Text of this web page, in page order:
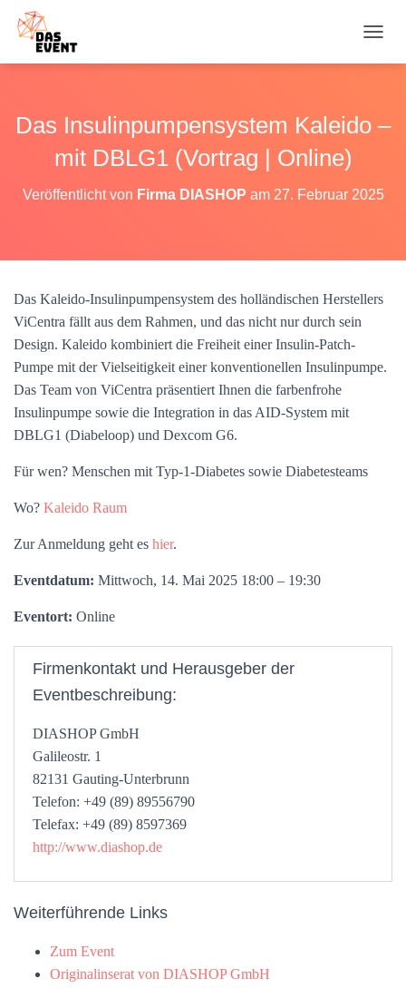
A
A
N
A
N
Das Insulinpumpensystem Kaleido –
mit DBLG1 (Vortrag | Online)
Veröffentlicht von Firma DIASHOP am 27. Februar 2025
Das Kaleido-Insulinpumpensystem des holländischen Herstellers
ViCentra fällt aus dem Rahmen, und das nicht nur durch sein
Design. Kaleido kombiniert die Freiheit einer Insulin-Patch-
Pumpe mit der Vielseitigkeit einer konventionellen Insulinpumpe.
Das Team von ViCentra präsentiert Ihnen die farbenfrohe
Insulinpumpe sowie die Integration in das AID-System mit
DBLG1 (Diabeloop) und Dexcom G6.
Für wen? Menschen mit Typ-1-Diabetes sowie Diabetesteams
Wo? Kaleido Raum
Zur Anmeldung geht es hier.
Eventdatum: Mittwoch, 14. Mai 2025 18:00 – 19:30
Eventort: Online
Firmenkontakt und Herausgeber der
Eventbeschreibung:
DIASHOP GmbH
Galileostr. 1
82131 Gauting-Unterbrunn
Telefon: +49 (89) 89556790
Telefax: +49 (89) 8597369
http://www.diashop.de
Weiterführende Links
Zum Event
Originalinserat von DIASHOP GmbH